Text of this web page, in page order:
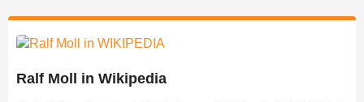
Ralf Moll in Wikipedia